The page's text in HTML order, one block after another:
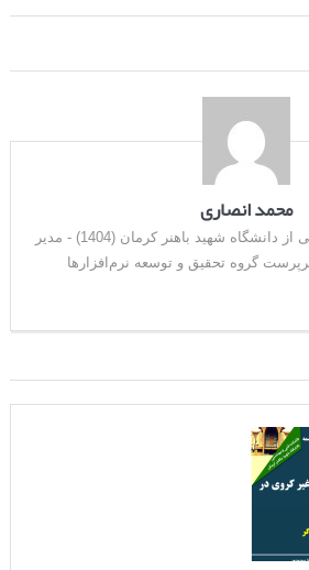
محمد انصاری
دکترای فرآوری مواد معدنی از دانشگاه شهید باهنر کرمان (1404) - مدیر
گروه تحقیق و توسعه نرم‌افزارها